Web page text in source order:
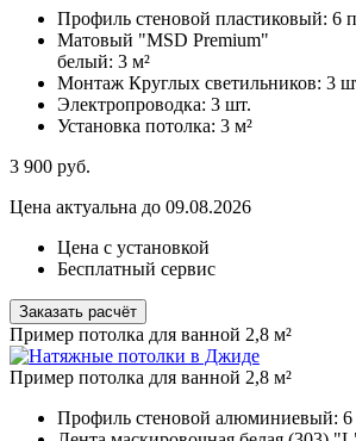
Профиль стеновой пластиковый: 6
Матовый "MSD Premium"
белый: 3 м²
Монтаж Круглых светильников: 3
Электропроводка: 3 шт.
Установка потолка: 3 м²
3 900 руб.
Цена актуальна до 09.08.2026
Цена с установкой
Бесплатный сервис
Заказать расчёт
Пример потолка для ванной 2,8 м²
Пример потолка для ванной 2,8 м²
Профиль стеновой алюминиевый: 6